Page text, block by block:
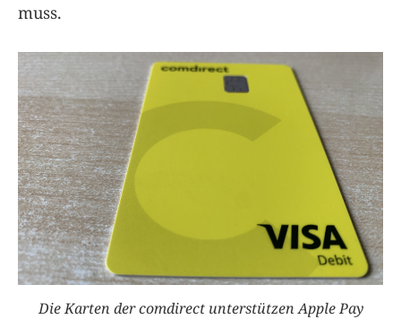
muss.
Die Karten der comdirect unterstützen Apple Pay